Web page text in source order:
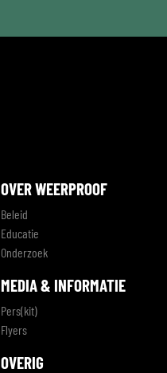
OVER WEERPROOF
Beleid
Educatie
Onderzoek
MEDIA & INFORMATIE
Pers(kit)
Flyers
OVERIG